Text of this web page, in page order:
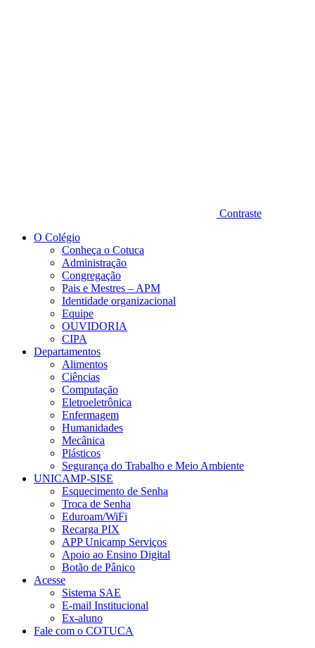
Contraste
O Colégio
Conheça o Cotuca
Administração
Congregação
Pais e Mestres – APM
Identidade organizacional
Equipe
OUVIDORIA
CIPA
Departamentos
Alimentos
Ciências
Computação
Eletroeletrônica
Enfermagem
Humanidades
Mecânica
Plásticos
Segurança do Trabalho e Meio Ambiente
UNICAMP-SISE
Esquecimento de Senha
Troca de Senha
Eduroam/WiFi
Recarga PIX
APP Unicamp Serviços
Apoio ao Ensino Digital
Botão de Pânico
Acesse
Sistema SAE
E-mail Institucional
Ex-aluno
Fale com o COTUCA